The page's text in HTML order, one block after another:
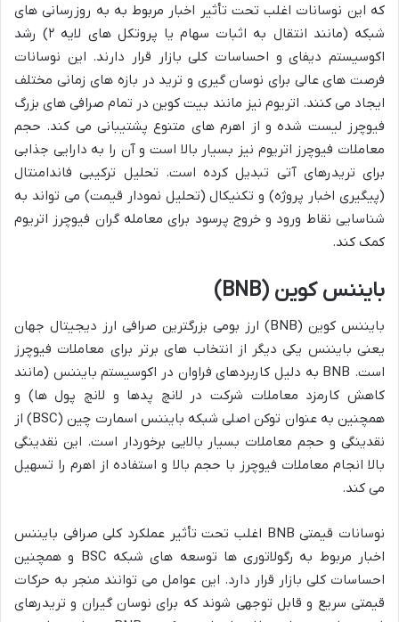
که این نوسانات اغلب تحت تأثیر اخبار مربوط به به روزرسانی های
شبکه (مانند انتقال به اثبات سهام یا پروتکل های لایه ۲) رشد
اکوسیستم دیفای و احساسات کلی بازار قرار دارند. این نوسانات
فرصت های عالی برای نوسان گیری و ترید در بازه های زمانی مختلف
ایجاد می کنند. اتریوم نیز مانند بیت کوین در تمام صرافی های بزرگ
فیوچرز لیست شده و از اهرم های متنوع پشتیبانی می کند. حجم
معاملات فیوچرز اتریوم نیز بسیار بالا است و آن را به دارایی جذابی
برای تریدرهای آتی تبدیل کرده است. تحلیل ترکیبی فاندامنتال
(پیگیری اخبار پروژه) و تکنیکال (تحلیل نمودار قیمت) می تواند به
شناسایی نقاط ورود و خروج پرسود برای معامله گران فیوچرز اتریوم
کمک کند.
بایننس کوین (BNB)
بایننس کوین (BNB) ارز بومی بزرگترین صرافی ارز دیجیتال جهان
یعنی بایننس یکی دیگر از انتخاب های برتر برای معاملات فیوچرز
است. BNB به دلیل کاربردهای فراوان در اکوسیستم بایننس (مانند
کاهش کارمزد معاملات شرکت در لانچ پدها و لانچ پول ها) و
همچنین به عنوان توکن اصلی شبکه بایننس اسمارت چین (BSC) از
نقدینگی و حجم معاملات بسیار بالایی برخوردار است. این نقدینگی
بالا انجام معاملات فیوچرز با حجم بالا و استفاده از اهرم را تسهیل
می کند.
نوسانات قیمتی BNB اغلب تحت تأثیر عملکرد کلی صرافی بایننس
اخبار مربوط به رگولاتوری ها توسعه های شبکه BSC و همچنین
احساسات کلی بازار قرار دارد. این عوامل می توانند منجر به حرکات
قیمتی سریع و قابل توجهی شوند که برای نوسان گیران و تریدرهای